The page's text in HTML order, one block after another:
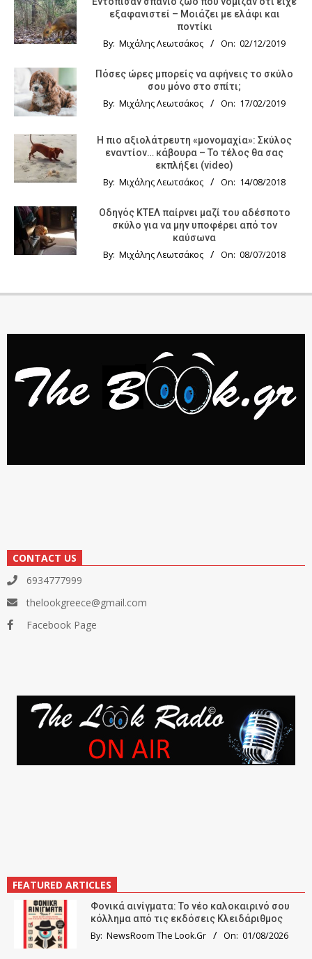
εξαφανιστεί – Μοιάζει με ελάφι και
ποντίκι
By: Μιχάλης Λεωτσάκος On: 02/12/2019
Πόσες ώρες μπορείς να αφήνεις το σκύλο
σου μόνο στο σπίτι;
By: Μιχάλης Λεωτσάκος On: 17/02/2019
Η πιο αξιολάτρευτη «μονομαχία»: Σκύλος
εναντίον… κάβουρα – Το τέλος θα σας
εκπλήξει (video)
By: Μιχάλης Λεωτσάκος On: 14/08/2018
Οδηγός KTΕΛ παίρνει μαζί του αδέσποτο
σκύλο για να μην υποφέρει από τον
καύσωνα
By: Μιχάλης Λεωτσάκος On: 08/07/2018
CONTACT US
6934777999
thelookgreece@gmail.com
Facebook Page
FEATURED ARTICLES
Φονικά αινίγματα: Το νέο καλοκαιρινό σου
κόλλημα από τις εκδόσεις Κλειδάριθμος
By: NewsRoom The Look.Gr On: 01/08/2026